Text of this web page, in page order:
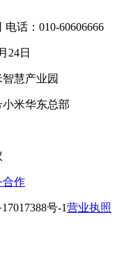
话：010-60606666
24日
慧产业园
米华东总部
合作
号-1营业执照